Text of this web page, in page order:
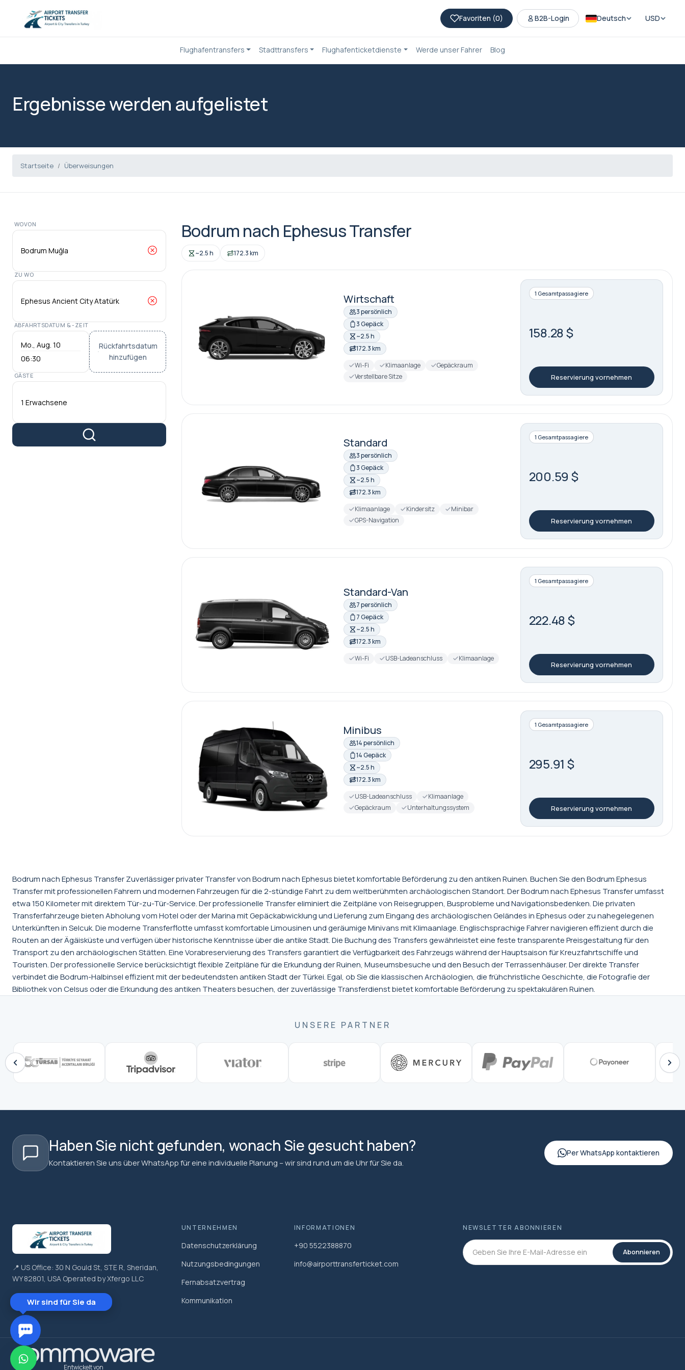
Favoriten (0) B2B-Login Deutsch USD
Flughafentransfers Stadttransfers Flughafenticketdienste Werde unser Fahrer Blog
Ergebnisse werden aufgelistet
Startseite Überweisungen
WOVON
ZU WO
ABFAHRTSDATUM & -ZEIT
06:30
Rückfahrtsdatum
hinzufügen
GÄSTE
1 Erwachsene
Bodrum nach Ephesus Transfer
~2.5 h 172.3 km
Wirtschaft
3 persönlich
3 Gepäck
~2.5 h
172.3 km
Wi-Fi
Klimaanlage
Gepäckraum
Verstellbare Sitze
1 Gesamtpassagiere
158.28 $
Reservierung vornehmen
Standard
3 persönlich
3 Gepäck
~2.5 h
172.3 km
Klimaanlage
Kindersitz
Minibar
GPS-Navigation
1 Gesamtpassagiere
200.59 $
Reservierung vornehmen
Standard-Van
7 persönlich
7 Gepäck
~2.5 h
172.3 km
Wi-Fi
USB-Ladeanschluss Klimaanlage
1 Gesamtpassagiere
222.48 $
Reservierung vornehmen
Minibus
14 persönlich
14 Gepäck
~2.5 h
172.3 km
USB-Ladeanschluss
Klimaanlage
Gepäckraum
Unterhaltungssystem
1 Gesamtpassagiere
295.91 $
Reservierung vornehmen
Bodrum nach Ephesus Transfer Zuverlässiger privater Transfer von Bodrum nach Ephesus bietet komfortable Beförderung zu den antiken Ruinen. Buchen Sie den Bodrum Ephesus
Transfer mit professionellen Fahrern und modernen Fahrzeugen für die 2-stündige Fahrt zu dem weltberühmten archäologischen Standort. Der Bodrum nach Ephesus Transfer umfasst
etwa 150 Kilometer mit direktem Tür-zu-Tür-Service. Der professionelle Transfer eliminiert die Zeitpläne von Reisegruppen, Busprobleme und Navigationsbedenken. Die privaten
Transferfahrzeuge bieten Abholung vom Hotel oder der Marina mit Gepäckabwicklung und Lieferung zum Eingang des archäologischen Geländes in Ephesus oder zu nahegelegenen
Unterkünften in Selcuk. Die moderne Transferflotte umfasst komfortable Limousinen und geräumige Minivans mit Klimaanlage. Englischsprachige Fahrer navigieren effizient durch die
Routen an der Ägäisküste und verfügen über historische Kenntnisse über die antike Stadt. Die Buchung des Transfers gewährleistet eine feste transparente Preisgestaltung für den
Transport zu den archäologischen Stätten. Eine Vorabreservierung des Transfers garantiert die Verfügbarkeit des Fahrzeugs während der Hauptsaison für Kreuzfahrtschiffe und
Touristen. Der professionelle Service berücksichtigt flexible Zeitpläne für die Erkundung der Ruinen, Museumsbesuche und den Besuch der Terrassenhäuser. Der direkte Transfer
verbindet die Bodrum-Halbinsel effizient mit der bedeutendsten antiken Stadt der Türkei. Egal, ob Sie die klassischen Archäologien, die frühchristliche Geschichte, die Fotografie der
Bibliothek von Celsus oder die Erkundung des antiken Theaters besuchen, der zuverlässige Transferdienst bietet komfortable Beförderung zu spektakulären Ruinen.
UNSERE PARTNER
Haben Sie nicht gefunden, wonach Sie gesucht haben?
Kontaktieren Sie uns über WhatsApp für eine individuelle Planung – wir sind rund um die Uhr für Sie da.
Per WhatsApp kontaktieren
📍 US Office: 30 N Gould St, STE R, Sheridan,
WY 82801, USA Operated by Xfergo LLC
UNTERNEHMEN
Datenschutzerklärung
Nutzungsbedingungen
Fernabsatzvertrag
Kommunikation
INFORMATIONEN
+90 5522388870
info@airporttransferticket.com
NEWSLETTER ABONNIEREN
Abonnieren
Entwickelt von
Wir sind für Sie da